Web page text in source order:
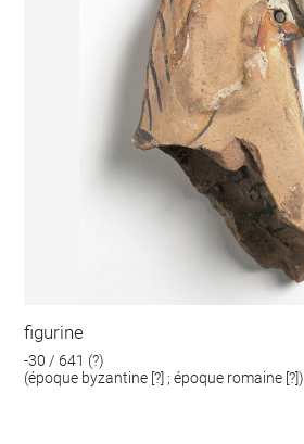
figurine
-30 / 641 (?)
(époque byzantine [?] ; époque romaine [?])